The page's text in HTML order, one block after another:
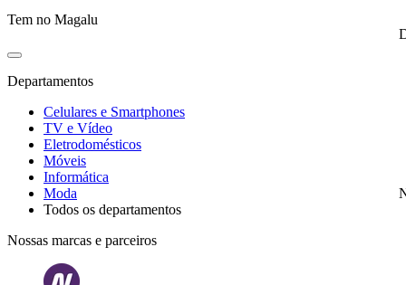
Tem no Magalu
Departamentos
Celulares e Smartphones
TV e Vídeo
Eletrodomésticos
Móveis
Informática
Moda
Todos os departamentos
Nossas marcas e parceiros